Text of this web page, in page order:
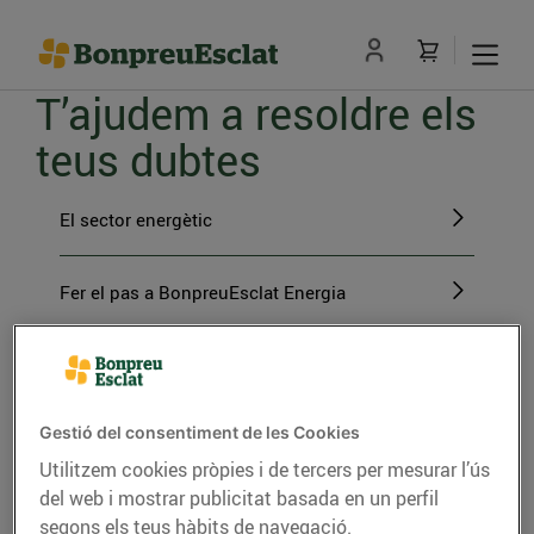
T’ajudem a resoldre els
teus dubtes
El sector energètic
Fer el pas a BonpreuEsclat Energia
Gestions amb BonpreuEsclat Energia
L'energia verda
Gestió del consentiment de les Cookies
Utilitzem cookies pròpies i de tercers per mesurar l’ús
del web i mostrar publicitat basada en un perfil
segons els teus hàbits de navegació.